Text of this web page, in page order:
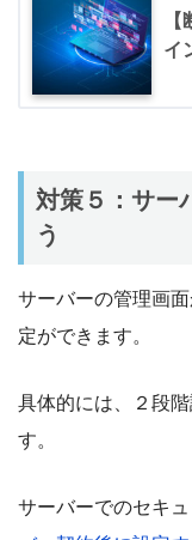
イ
対策５：サー
う
サーバーの管理画
定ができます。
具体的には、２段
す。
サーバーでのセキ